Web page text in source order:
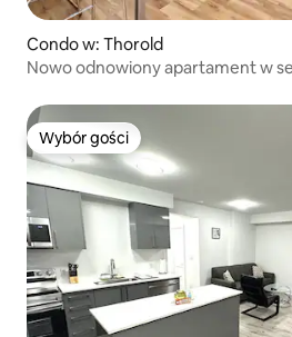
Condo w: Thorold
Nowo odnowiony apartament w
Wybór gości
Wybór gości